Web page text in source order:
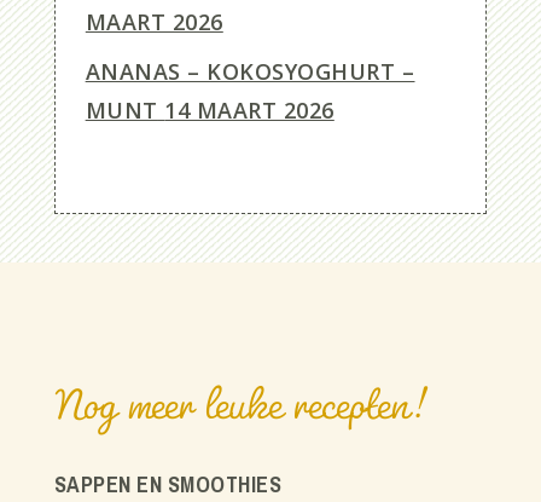
MAART 2026
ANANAS – KOKOSYOGHURT –
MUNT 14 MAART 2026
Nog meer leuke recepten!
SAPPEN EN SMOOTHIES